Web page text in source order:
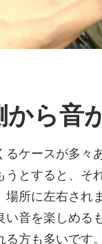
から音
ケースが多々
とすると、そ
所に左右され
音を楽しめる
方も多いです。